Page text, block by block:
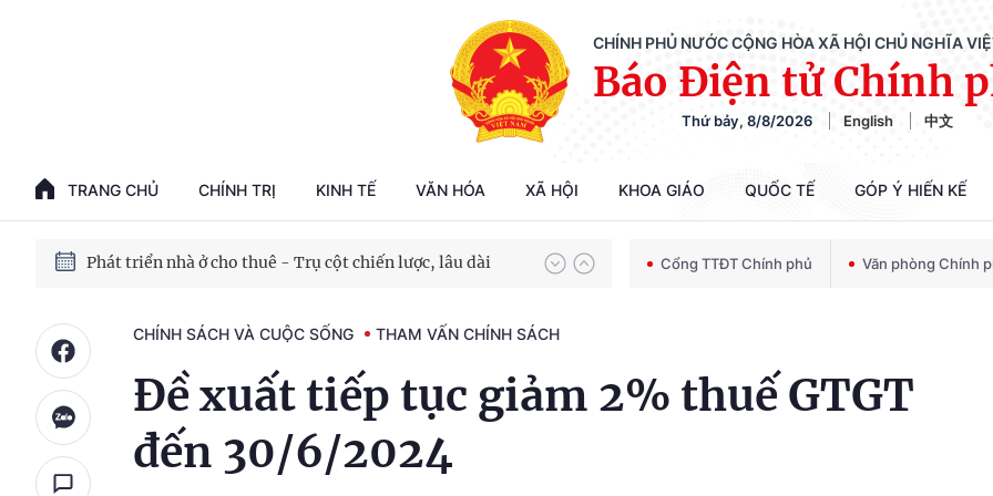
CHÍNH PHỦ NƯỚC CỘNG HÒA XÃ HỘI CHỦ NGHĨA
Báo Điện tử Chính
Thứ bảy, 8/8/2026 English 中文
TRANG CHỦ CHÍNH TRỊ KINH TẾ VĂN HÓA XÃ HỘI KHOA GIÁO QUỐC TẾ GÓP Ý HIẾN KẾ
Chiến dịch 500 ngày đêm tìm kiếm, quy tập và xác định danh tính hài cốt liệt sĩ
Phát triển nhà ở cho thuê - Trụ cột chiến lược, lâu dài
Phát triển kinh tế nhà nước trong kỷ nguyên mới Cổng TTĐT Chính phủ Văn phòng Chính
CHÍNH SÁCH VÀ CUỘC SỐNG THAM VẤN CHÍNH SÁCH
Đề xuất tiếp tục giảm 2% thuế GTGT
đến 30/6/2024